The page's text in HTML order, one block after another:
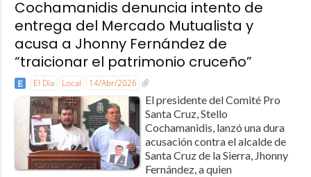
Cochamanidis denuncia intento de
entrega del Mercado Mutualista y
acusa a Jhonny Fernández de
“traicionar el patrimonio cruceño”
El Día Local 14/Abr/2026
El presidente del Comité Pro
Santa Cruz, Stello
Cochamanidis, lanzó una dura
acusación contra el alcalde de
Santa Cruz de la Sierra, Jhonny
Fernández, a quien